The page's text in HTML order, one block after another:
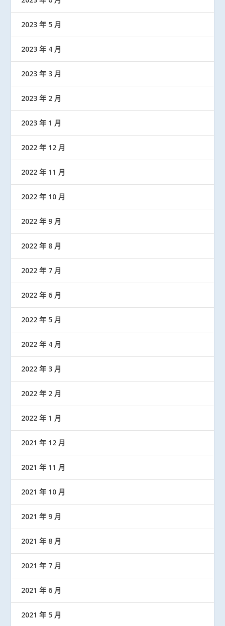
2023 年 5 月
2023 年 4 月
2023 年 3 月
2023 年 2 月
2023 年 1 月
2022 年 12 月
2022 年 11 月
2022 年 10 月
2022 年 9 月
2022 年 8 月
2022 年 7 月
2022 年 6 月
2022 年 5 月
2022 年 4 月
2022 年 3 月
2022 年 2 月
2022 年 1 月
2021 年 12 月
2021 年 11 月
2021 年 10 月
2021 年 9 月
2021 年 8 月
2021 年 7 月
2021 年 6 月
2021 年 5 月